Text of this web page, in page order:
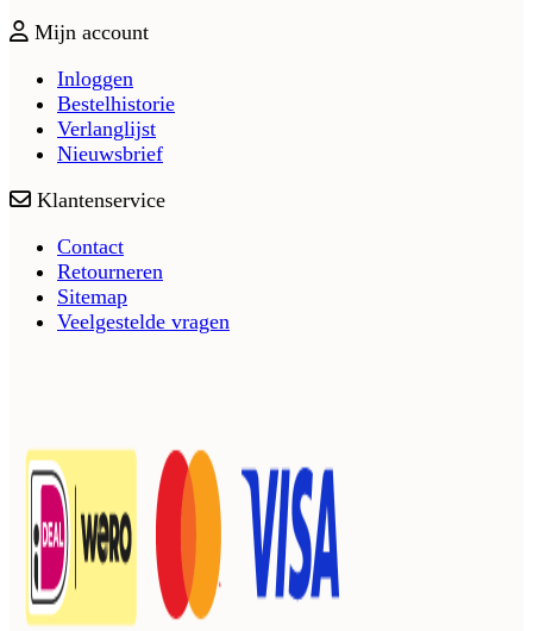
Mijn account
Inloggen
Bestelhistorie
Verlanglijst
Nieuwsbrief
Klantenservice
Contact
Retourneren
Sitemap
Veelgestelde vragen